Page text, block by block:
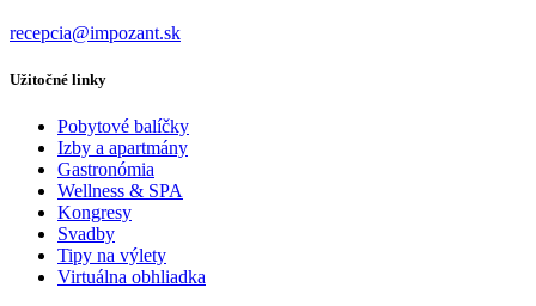
recepcia@impozant.sk
Užitočné linky
Pobytové balíčky
Izby a apartmány
Gastronómia
Wellness & SPA
Kongresy
Svadby
Tipy na výlety
Virtuálna obhliadka